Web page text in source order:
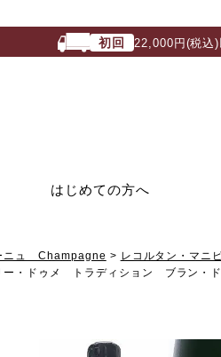
初回 22,000円(税込
はじめての方へ
ニュ Champagne
レコルタン・マ
ー・ドゥメ トラディション ブラン・